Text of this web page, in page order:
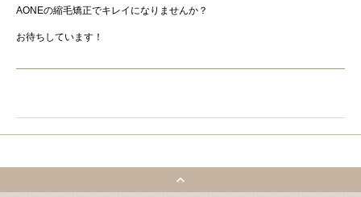
AONEの縮毛矯正でキレイになりませんか？
お待ちしています！